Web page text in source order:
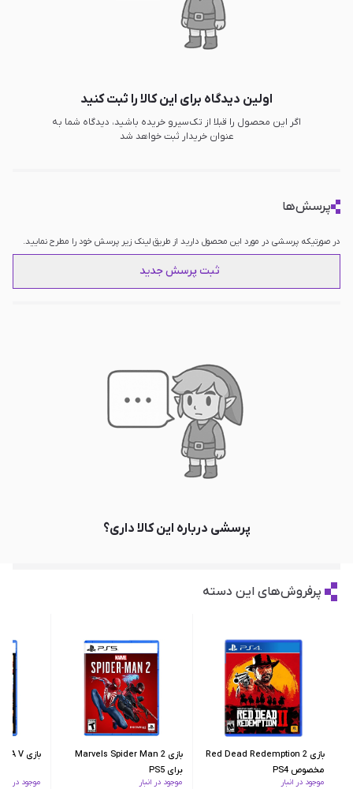
اولین دیدگاه برای این کالا را ثبت کنید
اگر این محصول را قبلا از تک‌سیرو خریده باشید، دیدگاه شما به
عنوان خریدار ثبت خواهد شد
پرسش‌ها
در صورتیکه پرسشی در مورد این محصول دارید از طریق لینک زیر پرسش خود را مطرح نمایید.
ثبت پرسش جدید
پرسشی درباره این کالا داری؟
پرفروش‌های این دسته
بازی Red Dead Redemption 2
مخصوص PS4
موجود در انبار
بازی Marvels Spider Man 2
برای PS5
موجود در انبار
بازی GTA V برای PS5
موجود در